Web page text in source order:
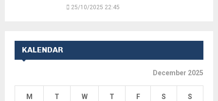
25/10/2025 22:45
KALENDAR
December 2025
M T W T F S S